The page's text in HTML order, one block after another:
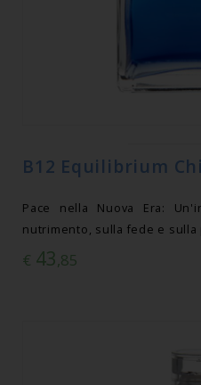
B12 Equilibrium
Pace nella Nuova Era:
nutrimento, sulla fede e sulla
€ 43,85